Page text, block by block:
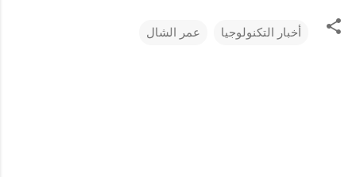
أخبار التكنولوجيا عمر الشال